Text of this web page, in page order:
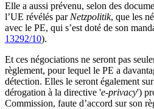
Elle a aussi prévenu, selon des
l’UE révélés par Netzpolitik, que les
13292/10).
Et ces négociations ne seront pas
règlement, pour lequel le PE a
détection. Elles le seront également
dérogation à la directive 'e-privacy')
Commission, faute d’accord sur son